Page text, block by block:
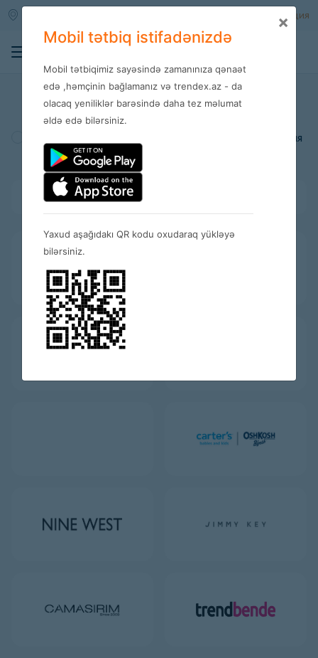
Регистрация
Магазины
Испания
Bütün kateqoriyalar
×
Mobil tətbiq istifadənizdə
Mobil tətbiqimiz sayəsində zamanınıza qənaət
edə ,həmçinin bağlamanız və trendex.az - da
olacaq yeniliklər barəsində daha tez məlumat
əldə edə bilərsiniz.
Yaxud aşağıdakı QR kodu oxudaraq yükləyə
bilərsiniz.